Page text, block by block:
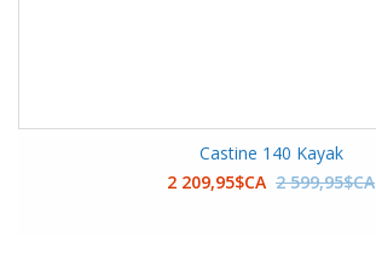
Castine 140 Kayak
2 209,95$CA 2 599,95$CA